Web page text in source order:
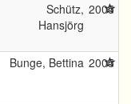
Schütz,
Hansjörg
2005
Bunge, Bettina 2005